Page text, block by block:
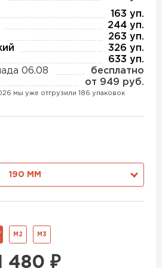
163 уп.
244 уп.
263 уп.
326 уп.
633 уп.
06.08
бесплатно
от 949 руб.
мы уже отгрузили 186 упаковок
190 ММ
М2 М3
480 ₽
Ruspanel